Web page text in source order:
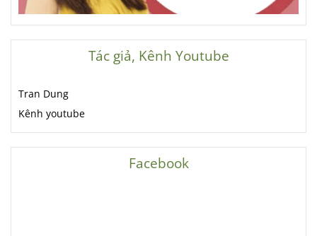
Tác giả, Kênh Youtube
Tran Dung
Kênh youtube
Facebook